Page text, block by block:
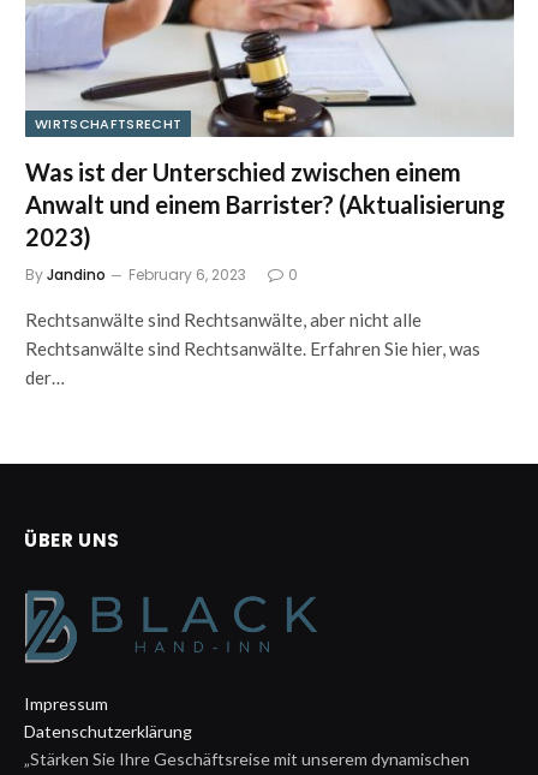
WIRTSCHAFTSRECHT
Was ist der Unterschied zwischen einem
Anwalt und einem Barrister? (Aktualisierung
2023)
ByJandino February 6, 2023 0
Rechtsanwälte sind Rechtsanwälte, aber nicht alle
Rechtsanwälte sind Rechtsanwälte. Erfahren Sie hier, was
der…
ÜBER UNS
Impressum
Datenschutzerklärung
„Stärken Sie Ihre Geschäftsreise mit unserem dynamischen